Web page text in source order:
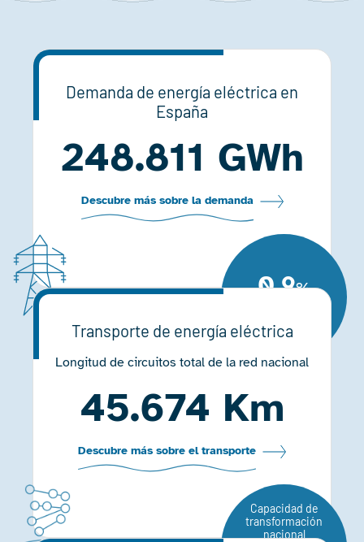
Demanda de energía eléctrica en
España
248.811 GWh
Descubre más sobre la demanda
0,9%
2023
Transporte de energía eléctrica
Longitud de circuitos total de la red nacional
45.674 Km
Descubre más sobre el transporte
Capacidad de
transformación
nacional